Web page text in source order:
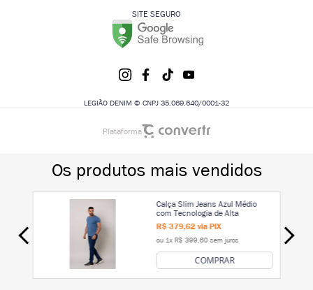
SITE SEGURO
LEGIÃO DENIM © CNPJ 35.069.640/0001-32
Plataforma